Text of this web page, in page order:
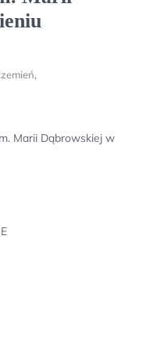
,
Marii Dąbrowskiej w